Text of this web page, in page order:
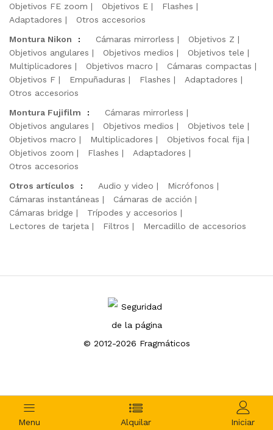
Menu Alquilar Iniciar
Objetivos FE zoom
Objetivos E
Flashes
Adaptadores
Otros accesorios
Montura Nikon
: Cámaras mirrorless
Objetivos Z
Objetivos angulares
Objetivos medios
Objetivos tele
Multiplicadores
Objetivos macro
Cámaras compactas
Objetivos F
Empuñaduras Flashes
Adaptadores
Otros accesorios
Montura Fujifilm
:
Cámaras mirrorless
Objetivos angulares
Objetivos medios
Objetivos tele
Objetivos macro
Multiplicadores
Objetivos focal fija
Objetivos zoom
Flashes
Adaptadores
Otros accesorios
Otros artículos
: Audio y video
Micrófonos
Cámaras instantáneas
Cámaras de acción
Cámaras bridge
Trípodes y accesorios
Lectores de tarjeta
Filtros Mercadillo de accesorios
© 2012-2026 Fragmáticos